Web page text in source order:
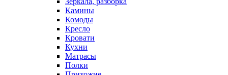
Камины
Комоды
Кресло
Кровати
Кухни
Матрасы
Полки